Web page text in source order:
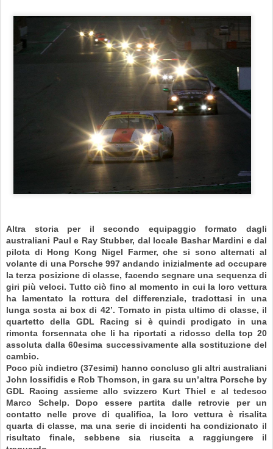
Altra storia per il secondo equipaggio formato dagli
australiani Paul e Ray Stubber, dal locale Bashar Mardini e dal
pilota di Hong Kong Nigel Farmer, che si sono alternati al
volante di una Porsche 997 andando inizialmente ad occupare
la terza posizione di classe, facendo segnare una sequenza di
giri più veloci. Tutto ciò fino al momento in cui la loro vettura
ha lamentato la rottura del differenziale, tradottasi in una
lunga sosta ai box di 42’. Tornato in pista ultimo di classe, il
quartetto della GDL Racing si è quindi prodigato in una
rimonta forsennata che li ha riportati a ridosso della top 20
assoluta dalla 60esima successivamente alla sostituzione del
cambio.
Poco più indietro (37esimi) hanno concluso gli altri australiani
John Iossifidis e Rob Thomson, in gara su un’altra Porsche by
GDL Racing assieme allo svizzero Kurt Thiel e al tedesco
Marco Schelp. Dopo essere partita dalle retrovie per un
contatto nelle prove di qualifica, la loro vettura è risalita
quarta di classe, ma una serie di incidenti ha condizionato il
risultato finale, sebbene sia riuscita a raggiungere il